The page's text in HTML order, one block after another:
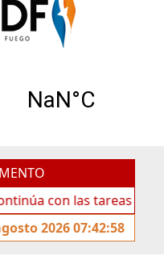
las tareas de
2026 07:42:58